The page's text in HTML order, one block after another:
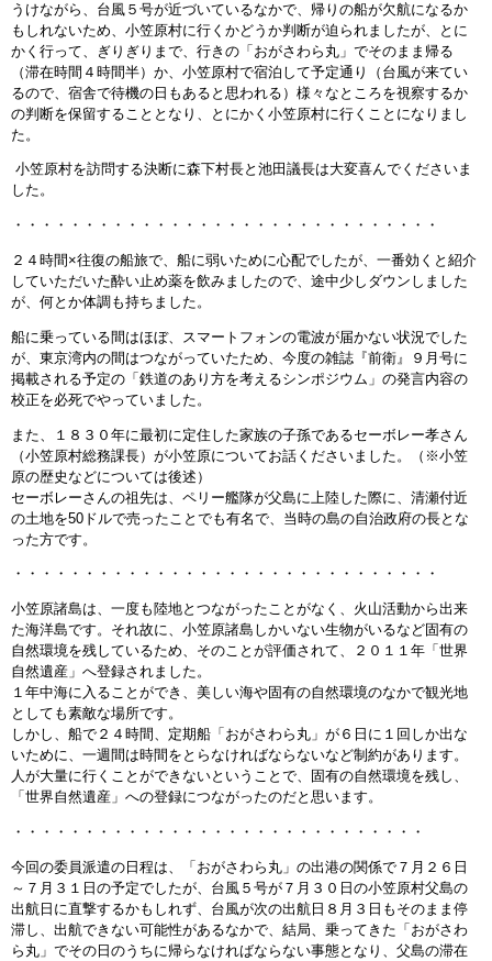
うけながら、台風５号が近づいているなかで、帰りの船が欠航になるか
もしれないため、小笠原村に行くかどうか判断が迫られましたが、とに
かく行って、ぎりぎりまで、行きの「おがさわら丸」でそのまま帰る
（滞在時間４時間半）か、小笠原村で宿泊して予定通り（台風が来てい
るので、宿舎で待機の日もあると思われる）様々なところを視察するか
の判断を保留することとなり、とにかく小笠原村に行くことになりまし
た。
小笠原村を訪問する決断に森下村長と池田議長は大変喜んでくださいま
した。
・・・・・・・・・・・・・・・・・・・・・・・・・・・・・・
２４時間×往復の船旅で、船に弱いために心配でしたが、一番効くと紹介
していただいた酔い止め薬を飲みましたので、途中少しダウンしました
が、何とか体調も持ちました。
船に乗っている間はほぼ、スマートフォンの電波が届かない状況でした
が、東京湾内の間はつながっていたため、今度の雑誌『前衛』９月号に
掲載される予定の「鉄道のあり方を考えるシンポジウム」の発言内容の
校正を必死でやっていました。
また、１８３０年に最初に定住した家族の子孫であるセーボレー孝さん
（小笠原村総務課長）が小笠原についてお話くださいました。（※小笠
原の歴史などについては後述）
セーボレーさんの祖先は、ペリー艦隊が父島に上陸した際に、清瀬付近
の土地を50ドルで売ったことでも有名で、当時の島の自治政府の長とな
った方です。
・・・・・・・・・・・・・・・・・・・・・・・・・・・・・・
小笠原諸島は、一度も陸地とつながったことがなく、火山活動から出来
た海洋島です。それ故に、小笠原諸島しかいない生物がいるなど固有の
自然環境を残しているため、そのことが評価されて、２０１１年「世界
自然遺産」へ登録されました。
１年中海に入ることができ、美しい海や固有の自然環境のなかで観光地
としても素敵な場所です。
しかし、船で２４時間、定期船「おがさわら丸」が６日に１回しか出な
いために、一週間は時間をとらなければならないなど制約があります。
人が大量に行くことができないということで、固有の自然環境を残し、
「世界自然遺産」への登録につながったのだと思います。
・・・・・・・・・・・・・・・・・・・・・・・・・・・・・
今回の委員派遣の日程は、「おがさわら丸」の出港の関係で７月２６日
～７月３１日の予定でしたが、台風５号が７月３０日の小笠原村父島の
出航日に直撃するかもしれず、台風が次の出航日８月３日もそのまま停
滞し、出航できない可能性があるなかで、結局、乗ってきた「おがさわ
ら丸」でその日のうちに帰らなければならない事態となり、父島の滞在